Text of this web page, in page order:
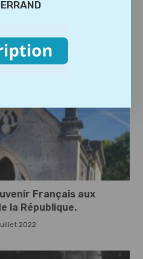
– 6ème EDITION
Français aux
la République.
2022